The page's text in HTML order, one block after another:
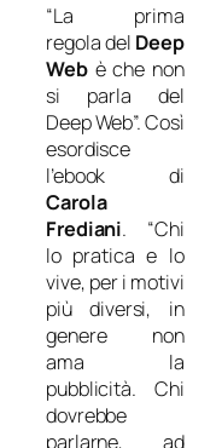
“La prima
regola del Deep
Webè che non
si parla del
Deep Web”. Così
esordisce
l’ebook di
Carola
Frediani. “Chi
lo pratica e lo
vive, per i motivi
più diversi, in
genere non
ama la
pubblicità. Chi
dovrebbe
parlarne, ad